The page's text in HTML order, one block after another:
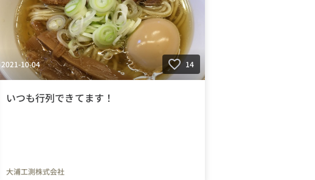
2021-10-04 14
いつも行列できてます！
大浦工測株式会社